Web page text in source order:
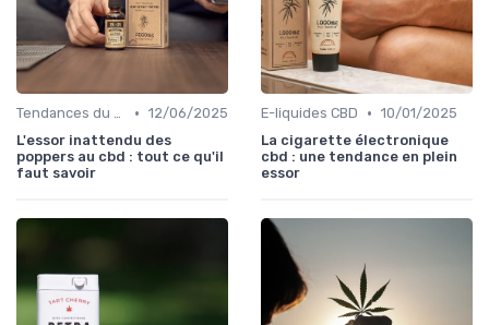
Tendances du marché • 12/06/2025
L'essor inattendu des
poppers au cbd : tout ce qu'il
faut savoir
E-liquides CBD • 10/01/2025
La cigarette électronique
cbd : une tendance en plein
essor